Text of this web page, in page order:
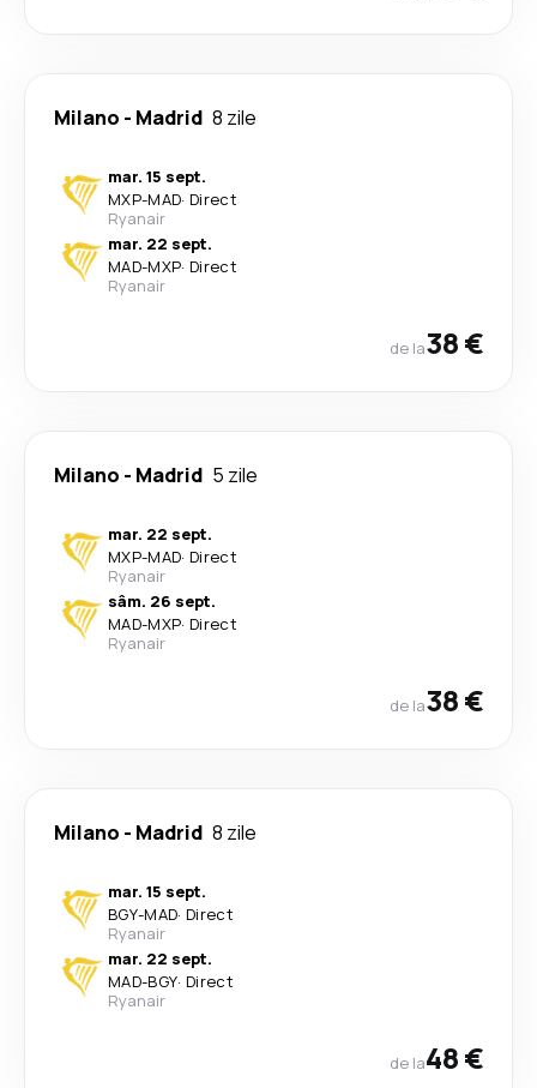
Milano - Madrid 8 zile
mar. 15 sept.
MXP-MAD· Direct
Ryanair
mar. 22 sept.
MAD-MXP· Direct
Ryanair
de la38 €
Milano - Madrid 5 zile
mar. 22 sept.
MXP-MAD· Direct
Ryanair
sâm. 26 sept.
MAD-MXP· Direct
Ryanair
de la38 €
Milano - Madrid 8 zile
mar. 15 sept.
BGY-MAD· Direct
Ryanair
mar. 22 sept.
MAD-BGY· Direct
Ryanair
de la48 €